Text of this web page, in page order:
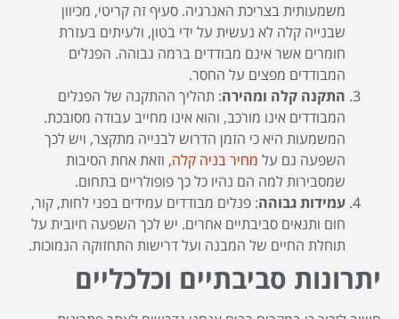
משמעותית בצריכת האנרגיה. סעיף זה קריטי, מכיוון
שבנייה קלה לא נעשית על ידי בטון, ולעיתים בעזרת
חומרים אשר אינם מבודדים ברמה גבוהה. הפנלים
המבודדים מפצים על החסר.
התקנה קלה ומהירה: תהליך ההתקנה של הפנלים
המבודדים אינו מורכב, והוא אינו מחייב עבודה מסובכת.
המשמעות היא כי הזמן הדרוש לבנייה מתקצר, ויש לכך
השפעה גם על מחיר בניה קלה, וזאת אחת הסיבות
שמסבירות למה הם נהיו כל כך פופולריים בתחום.
עמידות גבוהה: פנלים מבודדים עמידים בפני לחות, קור,
חום ותנאים סביבתיים אחרים. יש לכך השפעה חיובית על
תוחלת החיים של המבנה ועל דרישות התחזוקה הנמוכות.
יתרונות סביבתיים וכלכליים